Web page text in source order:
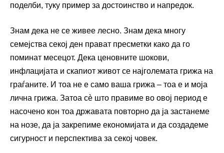
поделби, туку пример за достоинство и напредок.
Знам дека не се живее лесно. Знам дека многу
семејства секој ден прават пресметки како да го
поминат месецот. Дека ценовните шокови,
инфлацијата и скапиот живот се најголемата грижа на
граѓаните. И тоа не е само ваша грижа – тоа е и моја
лична грижа. Затоа сè што правиме во овој период е
насочено кон тоа државата повторно да ја застанеме
на нозе, да ја закрепиме економијата и да создадеме
сигурност и перспектива за секој човек.